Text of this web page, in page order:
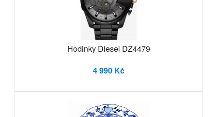
Hodinky Diesel DZ4479
4 990 Kč